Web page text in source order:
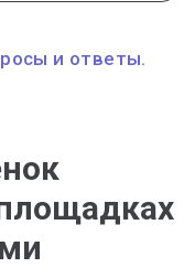
и ответы.